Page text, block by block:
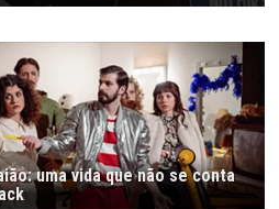
uma vida que não se conta